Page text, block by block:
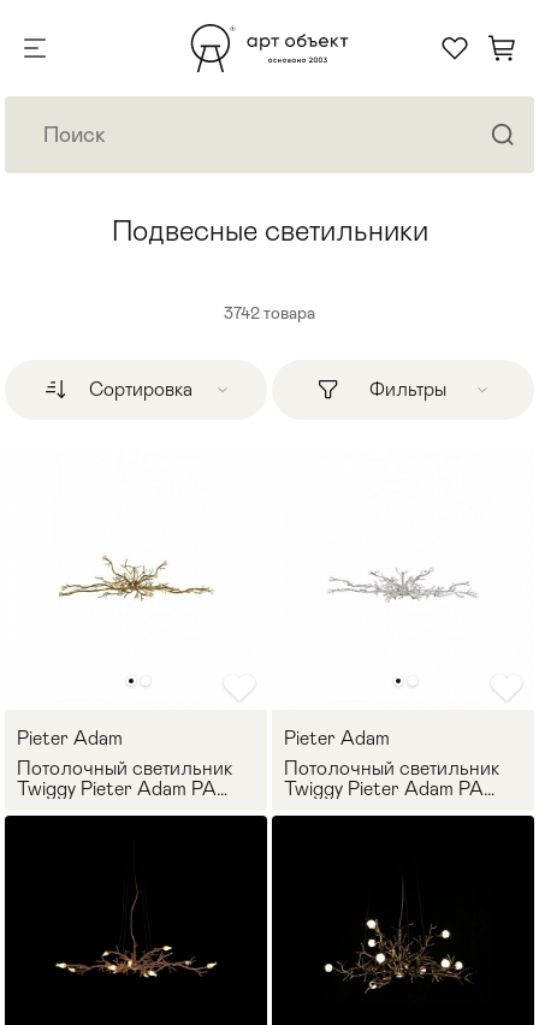
Мягкая мебель Хранение
Подвесные светильники
3742товара
Сортировка Фильтры
Pieter Adam
Потолочный светильник
Twiggy Pieter Adam PA
Pieter Adam
Потолочный светильник
Twiggy Pieter Adam PA